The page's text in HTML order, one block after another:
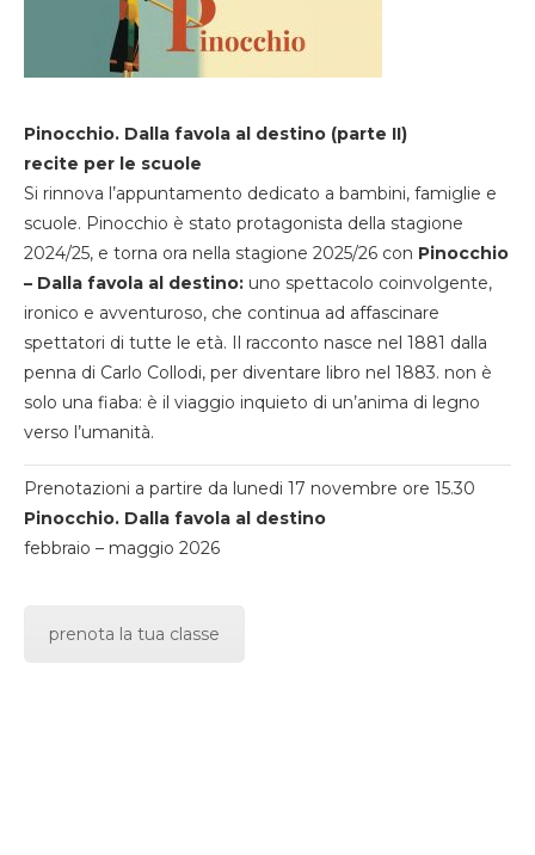
Pinocchio. Dalla favola al destino (parte II)
recite per le scuole
Si rinnova l’appuntamento dedicato a bambini, famiglie e
scuole. Pinocchio è stato protagonista della stagione
2024/25, e torna ora nella stagione 2025/26 con Pinocchio
– Dalla favola al destino: uno spettacolo coinvolgente,
ironico e avventuroso, che continua ad affascinare
spettatori di tutte le età. Il racconto nasce nel 1881 dalla
penna di Carlo Collodi, per diventare libro nel 1883. non è
solo una fiaba: è il viaggio inquieto di un’anima di legno
verso l’umanità.
Prenotazioni a partire da lunedi 17 novembre ore 15.30
Pinocchio. Dalla favola al destino
febbraio – maggio 2026
prenota la tua classe